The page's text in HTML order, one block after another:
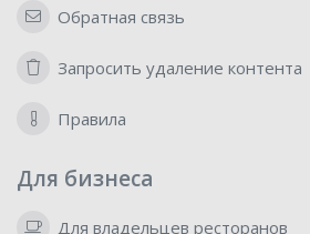
Обратная связь
Запросить удаление контента
Правила
Для бизнеса
Для владельцев ресторанов